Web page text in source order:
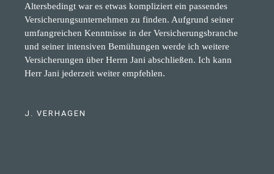
Altersbedingt war es etwas kompliziert ein passendes
Versicherungsunternehmen zu finden. Aufgrund seiner
umfangreichen Kenntnisse in der Versicherungsbranche
und seiner intensiven Bemühungen werde ich weitere
Versicherungen über Herrn Jani abschließen. Ich kann
Herr Jani jederzeit weiter empfehlen.
J. VERHAGEN